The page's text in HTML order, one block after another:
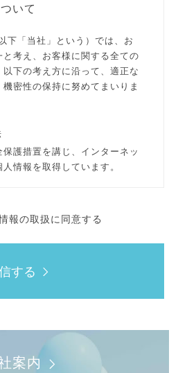
いて
下「当社」という）では、お
考え、お客様に関する全ての
下の考え方に沿って、適正な
密性の保持に努めてまいりま
護措置を講じ、インターネッ
情報を取得しています。
だき、当社が取得する個人情報
があります。
すが、必要な個人情報のご提供
手数ですが当社へのご連絡をお
報の取扱に同意する
する
案内